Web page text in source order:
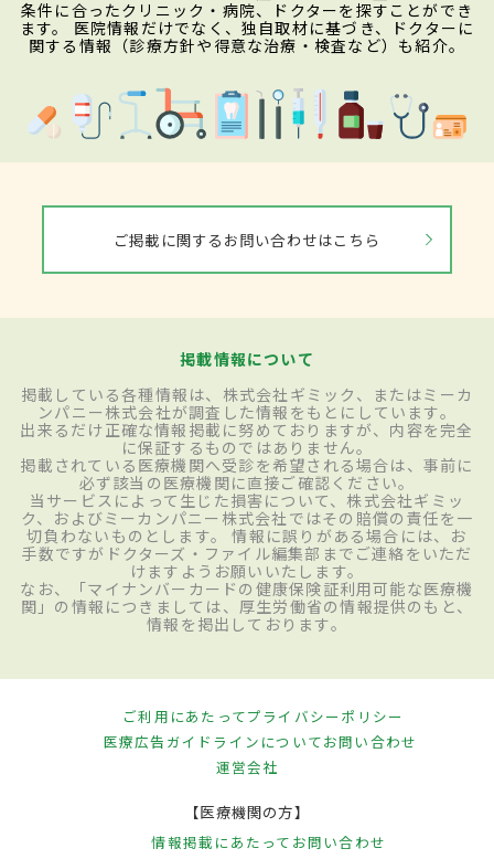
条件に合ったクリニック・病院、ドクターを探すことができ
ます。 医院情報だけでなく、独自取材に基づき、ドクターに
関する情報（診療方針や得意な治療・検査など）も紹介。
ご掲載に関するお問い合わせはこちら
掲載情報について
掲載している各種情報は、株式会社ギミック、またはミーカ
ンパニー株式会社が調査した情報をもとにしています。
出来るだけ正確な情報掲載に努めておりますが、内容を完全
に保証するものではありません。
掲載されている医療機関へ受診を希望される場合は、事前に
必ず該当の医療機関に直接ご確認ください。
当サービスによって生じた損害について、株式会社ギミッ
ク、およびミーカンパニー株式会社ではその賠償の責任を一
切負わないものとします。 情報に誤りがある場合には、お
手数ですがドクターズ・ファイル編集部までご連絡をいただ
けますようお願いいたします。
なお、「マイナンバーカードの健康保険証利用可能な医療機
関」の情報につきましては、厚生労働省の情報提供のもと、
情報を掲出しております。
ご利用にあたってプライバシーポリシー
医療広告ガイドラインについてお問い合わせ
運営会社
【医療機関の方】
情報掲載にあたって お問い合わせ